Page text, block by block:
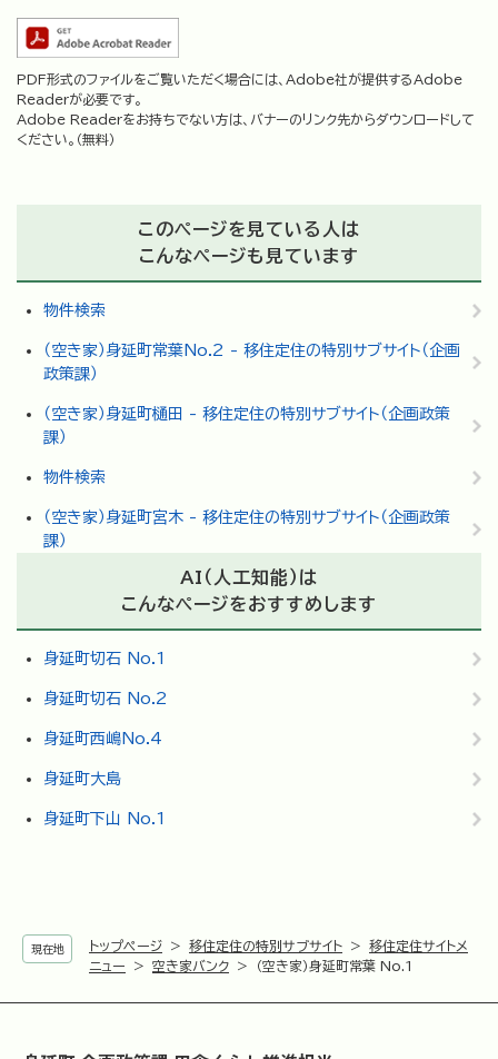
現在地 トップページ > 移住定住の特別サブサイト >
移住定住サイトメ
ニュー
> 空き家バンク > （空き家）身延町常葉 No.1
PDF形式のファイルをご覧いただく場合には、Adobe社が提供するAdobe
Readerが必要です。
Adobe Readerをお持ちでない方は、バナーのリンク先からダウンロードして
ください。（無料）
このページを見ている人は
こんなページも見ています
物件検索
（空き家）身延町常葉No.2 - 移住定住の特別サブサイト（企画
政策課）
（空き家）身延町樋田 - 移住定住の特別サブサイト（企画政策
課）
物件検索
（空き家）身延町宮木 - 移住定住の特別サブサイト（企画政策
課）
AI（人工知能）は
こんなページをおすすめします
身延町切石 No.1
身延町切石 No.2
身延町西嶋No.4
身延町大島
身延町下山 No.1